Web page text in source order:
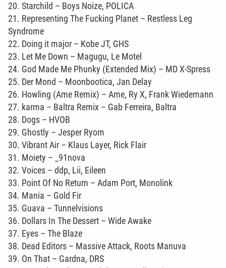
20. Starchild – Boys Noize, POLICA
21. Representing The Fucking Planet – Restless Leg
Syndrome
22. Doing it major – Kobe JT, GHS
23. Let Me Down – Magugu, Le Motel
24. God Made Me Phunky (Extended Mix) – MD X-Spress
25. Der Mond – Moonbootica, Jan Delay
26. Howling (Ame Remix) – Ame, Ry X, Frank Wiedemann
27. karma – Baltra Remix – Gab Ferreira, Baltra
28. Dogs – HVOB
29. Ghostly – Jesper Ryom
30. Vibrant Air – Klaus Layer, Rick Flair
31. Moiety – _91nova
32. Voices – ddp, Lii, Eileen
33. Point Of No Return – Adam Port, Monolink
34. Mania – Gold Fir
35. Guava – Tunnelvisions
36. Dollars In The Dessert – Wide Awake
37. Eyes – The Blaze
38. Dead Editors – Massive Attack, Roots Manuva
39. On That – Gardna, DRS